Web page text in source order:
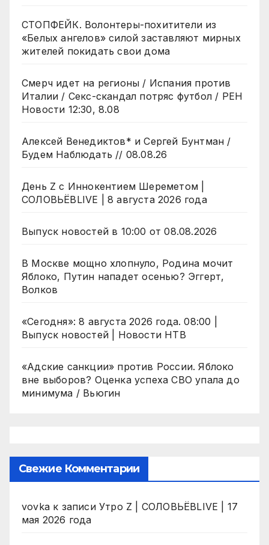
СТОПФЕЙК. Волонтеры-похитители из
«Белых ангелов» силой заставляют мирных
жителей покидать свои дома
Смерч идет на регионы / Испания против
Италии / Секс-скандал потряс футбол / РЕН
Новости 12:30, 8.08
Алексей Венедиктов* и Сергей Бунтман /
Будем Наблюдать // 08.08.26
День Z с Иннокентием Шереметом |
СОЛОВЬЁВLIVE | 8 августа 2026 года
Выпуск новостей в 10:00 от 08.08.2026
В Москве мощно хлопнуло, Родина мочит
Яблоко, Путин нападет осенью? Эггерт,
Волков
«Сегодня»: 8 августа 2026 года. 08:00 |
Выпуск новостей | Новости НТВ
«Адские санкции» против России. Яблоко
вне выборов? Оценка успеха СВО упала до
минимума / Вьюгин
Свежие Комментарии
vovka к записи Утро Z | СОЛОВЬЁВLIVE | 17
мая 2026 года